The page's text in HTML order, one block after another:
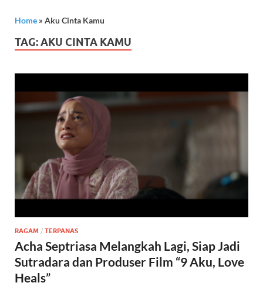
Home » Aku Cinta Kamu
TAG:AKU CINTA KAMU
RAGAM / TERPANAS
Acha Septriasa Melangkah Lagi, Siap Jadi
Sutradara dan Produser Film “9 Aku, Love
Heals”